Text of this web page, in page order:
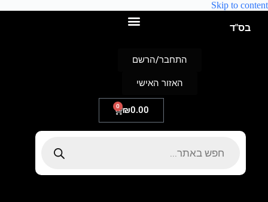
Skip to content
בס"ד
₪0.00
0
התחבר/הרשם
האזור האישי